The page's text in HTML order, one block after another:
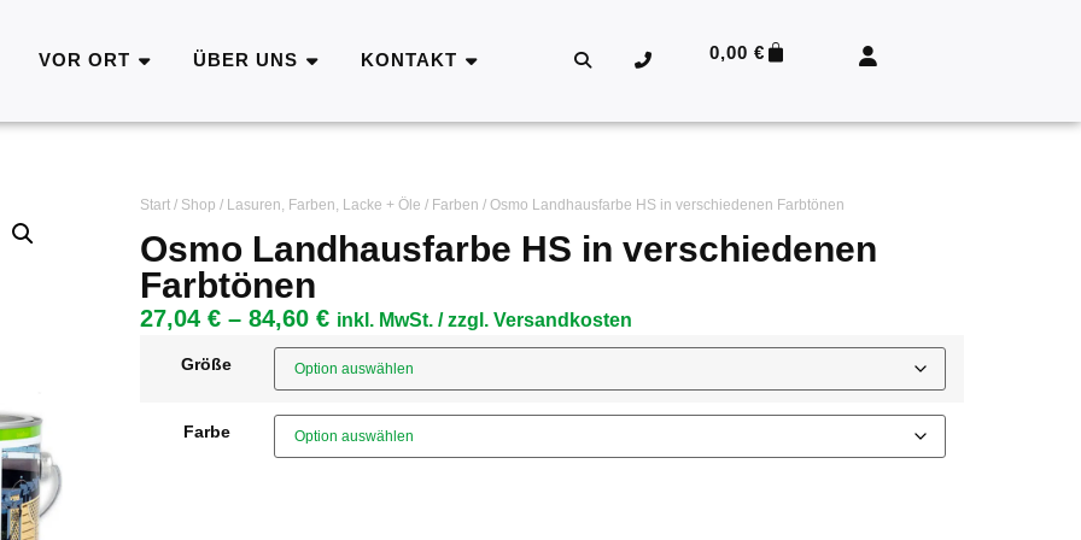
VOR ORT ÜBER UNS KONTAKT 0,00€
Start/ Shop / Lasuren, Farben, Lacke + Öle / Farben / Osmo Landhausfarbe HS in verschiedenen Farbtönen
Osmo Landhausfarbe HS in verschiedenen
Farbtönen
27,04 €– 84,60 € inkl. MwSt. / zzgl. Versandkosten
Größe
Farbe